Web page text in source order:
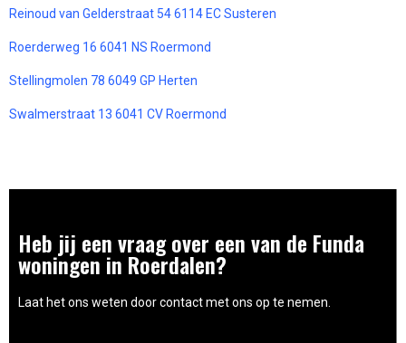
Reinoud van Gelderstraat 54 6114 EC Susteren
Roerderweg 16 6041 NS Roermond
Stellingmolen 78 6049 GP Herten
Swalmerstraat 13 6041 CV Roermond
Heb jij een vraag over een van de Funda
woningen in Roerdalen?
Laat het ons weten door contact met ons op te nemen.